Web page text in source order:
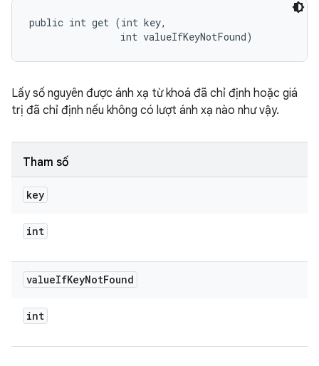
public int get (int key,
                int valueIfKeyNotFound)
Lấy số nguyên được ánh xạ từ khoá đã chỉ định hoặc giá
trị đã chỉ định nếu không có lượt ánh xạ nào như vậy.
Tham số
key
int
valueIfKeyNotFound
int